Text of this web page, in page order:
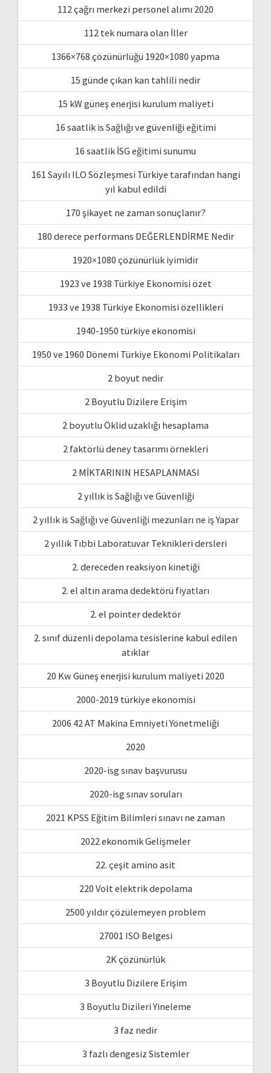
112 çağrı merkezi personel alımı 2020
112 tek numara olan İller
1366×768 çözünürlüğü 1920×1080 yapma
15 günde çıkan kan tahlili nedir
15 kW güneş enerjisi kurulum maliyeti
16 saatlik is Sağlığı ve güvenliği eğitimi
16 saatlik İSG eğitimi sunumu
161 Sayılı ILO Sözleşmesi Türkiye tarafından hangi
yıl kabul edildi
170 şikayet ne zaman sonuçlanır?
180 derece performans DEĞERLENDİRME Nedir
1920×1080 çözünürlük iyimidir
1923 ve 1938 Türkiye Ekonomisi özet
1933 ve 1938 Türkiye Ekonomisi özellikleri
1940-1950 türkiye ekonomisi
1950 ve 1960 Dönemi Türkiye Ekonomi Politikaları
2 boyut nedir
2 Boyutlu Dizilere Erişim
2 boyutlu Öklid uzaklığı hesaplama
2 faktörlü deney tasarımı örnekleri
2 MİKTARININ HESAPLANMASI
2 yıllık is Sağlığı ve Güvenliği
2 yıllık is Sağlığı ve Güvenliği mezunları ne iş Yapar
2 yıllık Tıbbi Laboratuvar Teknikleri dersleri
2. dereceden reaksiyon kinetiği
2. el altın arama dedektörü fiyatları
2. el pointer dedektör
2. sınıf düzenli depolama tesislerine kabul edilen
atıklar
20 Kw Güneş enerjisi kurulum maliyeti 2020
2000-2019 türkiye ekonomisi
2006 42 AT Makina Emniyeti Yönetmeliği
2020
2020-isg sınav başvurusu
2020-isg sınav soruları
2021 KPSS Eğitim Bilimleri sınavı ne zaman
2022 ekonomik Gelişmeler
22. çeşit amino asit
220 Volt elektrik depolama
2500 yıldır çözülemeyen problem
27001 ISO Belgesi
2K çözünürlük
3 Boyutlu Dizilere Erişim
3 Boyutlu Dizileri Yineleme
3 faz nedir
3 fazlı dengesiz Sistemler